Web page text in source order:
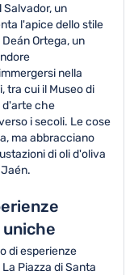
Salvador, un
l'apice dello stile
Ortega, un
nella
tra cui il Museo di
d'arte che
i secoli. Le cose
ma abbracciano
di oli d'oliva
di esperienze
Piazza di Santa